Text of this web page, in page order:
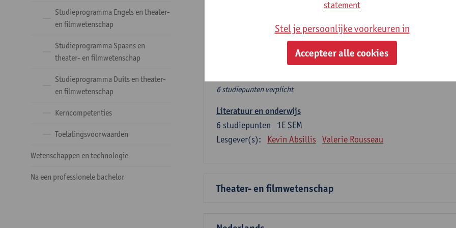
Studieprogramma Engels en theater-
en filmwetenschap
Studieprogramma Spaans en
theater- en filmwetenschap
Studieprogramma Duits en theater-
en filmwetenschap
Kerncompetenties
Toelatingsvoorwaarden
Wetenschappen en technologie
Na een professionele bachelor
Verplicht algemeen opleidingsonderdeel
Deze 6 verplichte studiepunten tellen mee in de
6 studiepunten verplicht
Literatuur en onderwijs
1E SEM
6 studiepunten
Lesgever(s):
Kevin Absillis Valerie Rousseau
Theater- en filmwetenschap
statement
Stel je persoonlijke voorkeuren in
Accepteer alle cookies